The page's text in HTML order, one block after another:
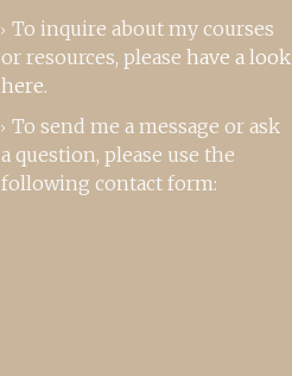
To inquire about my courses
or resources, please have a look
here.
To send me a message or ask
a question, please use the
following contact form: